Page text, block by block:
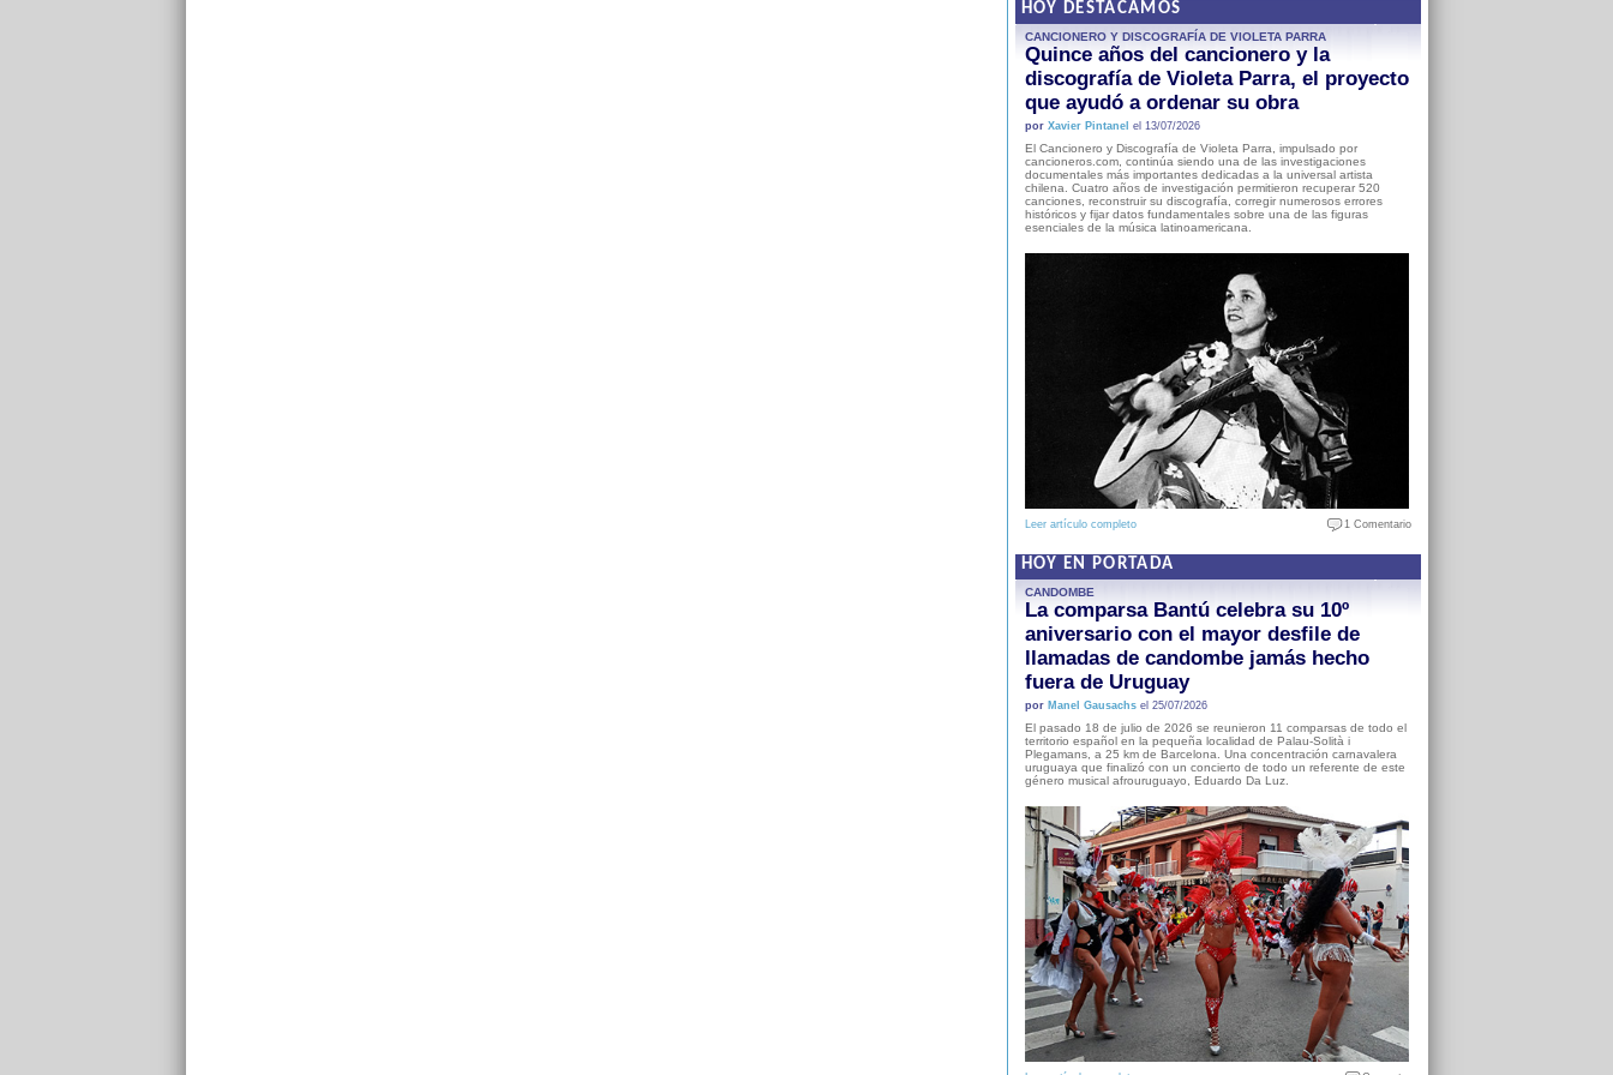
HOY DESTACAMOS
CANCIONERO Y DISCOGRAFÍA DE VIOLETA PARRA
Quince años del cancionero y la
discografía de Violeta Parra, el proyecto
que ayudó a ordenar su obra
por Xavier Pintanel el 13/07/2026
El Cancionero y Discografía de Violeta Parra, impulsado por
cancioneros.com, continúa siendo una de las investigaciones
documentales más importantes dedicadas a la universal artista
chilena. Cuatro años de investigación permitieron recuperar 520
canciones, reconstruir su discografía, corregir numerosos errores
históricos y fijar datos fundamentales sobre una de las figuras
esenciales de la música latinoamericana.
Leer artículo completo 1 Comentario
HOY EN PORTADA
CANDOMBE
La comparsa Bantú celebra su 10º
aniversario con el mayor desfile de
llamadas de candombe jamás hecho
fuera de Uruguay
por Manel Gausachsel 25/07/2026
El pasado 18 de julio de 2026 se reunieron 11 comparsas de todo el
territorio español en la pequeña localidad de Palau-Solità i
Plegamans, a 25 km de Barcelona. Una concentración carnavalera
uruguaya que finalizó con un concierto de todo un referente de este
género musical afrouruguayo, Eduardo Da Luz.